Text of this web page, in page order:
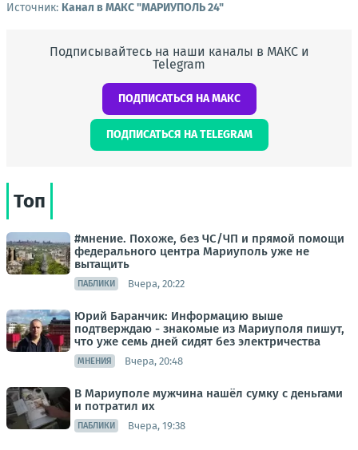
Источник: Канал в МАКС "МАРИУПОЛЬ 24"
Подписывайтесь на наши каналы в МАКС и
Telegram
ПОДПИСАТЬСЯ НА МАКС
ПОДПИСАТЬСЯ НА TELEGRAM
Топ
#мнение. Похоже, без ЧС/ЧП и прямой помощи
федерального центра Мариуполь уже не
вытащить
ПАБЛИКИ Вчера, 20:22
Юрий Баранчик: Информацию выше
подтверждаю - знакомые из Мариуполя пишут,
что уже семь дней сидят без электричества
МНЕНИЯ Вчера, 20:48
В Мариуполе мужчина нашёл сумку с деньгами
и потратил их
ПАБЛИКИ Вчера, 19:38